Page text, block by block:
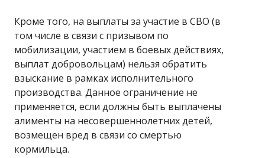
Кроме того, на выплаты за участие в СВО (в
том числе в связи с призывом по
мобилизации, участием в боевых действиях,
выплат добровольцам) нельзя обратить
взыскание в рамках исполнительного
производства. Данное ограничение не
применяется, если должны быть выплачены
алименты на несовершеннолетних детей,
возмещен вред в связи со смертью
кормильца.